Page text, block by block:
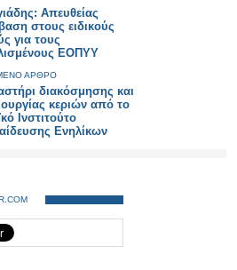
Απευθείας
στους ειδικούς
για τους
ΕΟΠΥΥ
ΑΡΘΡΟ
διακόσμησης και
κεριών από το
Ινστιτούτο
Ενηλίκων